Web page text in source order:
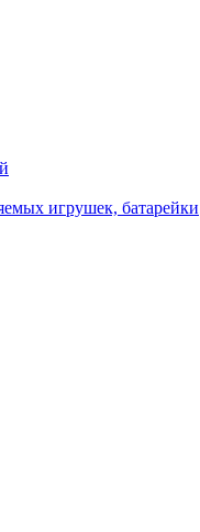
игрушек, батарейки